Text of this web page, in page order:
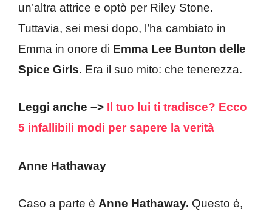
un’altra attrice e optò per Riley Stone.
Tuttavia, sei mesi dopo, l’ha cambiato in
Emma in onore di Emma Lee Bunton delle
Spice Girls. Era il suo mito: che tenerezza.
Leggi anche –> Il tuo lui ti tradisce? Ecco
5 infallibili modi per sapere la verità
Anne Hathaway
Caso a parte è Anne Hathaway. Questo è,